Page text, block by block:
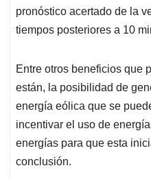
pronóstico acertado de la
tiempos posteriores a 10
Entre otros beneficios que
están, la posibilidad de
energía eólica que se
incentivar el uso de
energías para que esta
conclusión.